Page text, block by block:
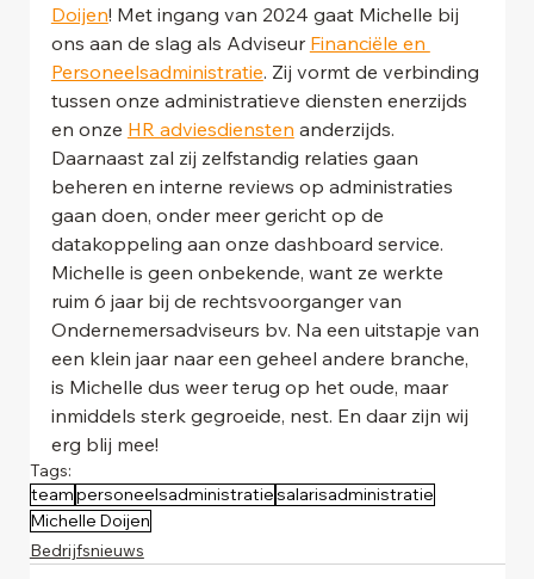
Doijen! Met ingang van 2024 gaat Michelle bij
ons aan de slag als Adviseur Financiële en
Personeelsadministratie. Zij vormt de verbinding
tussen onze administratieve diensten enerzijds
en onze HR adviesdiensten anderzijds.
Daarnaast zal zij zelfstandig relaties gaan
beheren en interne reviews op administraties
gaan doen, onder meer gericht op de
datakoppeling aan onze dashboard service.
Michelle is geen onbekende, want ze werkte
ruim 6 jaar bij de rechtsvoorganger van
Ondernemersadviseurs bv. Na een uitstapje van
een klein jaar naar een geheel andere branche,
is Michelle dus weer terug op het oude, maar
inmiddels sterk gegroeide, nest. En daar zijn wij
erg blij mee!
Tags:
teampersoneelsadministratiesalarisadministratie
Michelle Doijen
Bedrijfsnieuws